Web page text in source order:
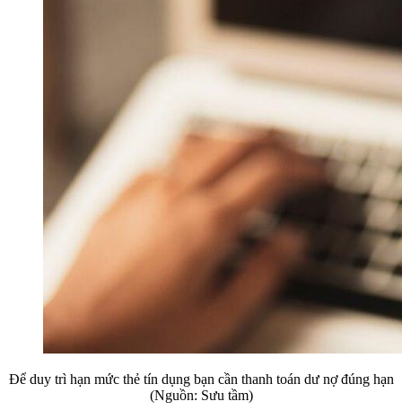
Để duy trì hạn mức thẻ tín dụng bạn cần thanh toán dư nợ đúng hạn
(Nguồn: Sưu tầm)